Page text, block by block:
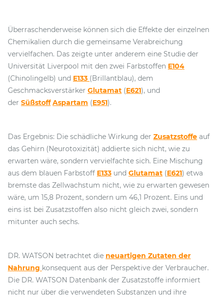
Überraschenderweise können sich die Effekte der einzelnen
Chemikalien durch die gemeinsame Verabreichung
vervielfachen. Das zeigte unter anderem eine Studie der
Universität Liverpool mit den zwei Farbstoffen E104
(Chinolingelb) und E133 (Brillantblau), dem
Geschmacksverstärker Glutamat (E621), und
der Süßstoff Aspartam (E951).
Das Ergebnis: Die schädliche Wirkung der Zusatzstoffe auf
das Gehirn (Neurotoxizität) addierte sich nicht, wie zu
erwarten wäre, sondern vervielfachte sich. Eine Mischung
aus dem blauen Farbstoff E133 und Glutamat (E621) etwa
bremste das Zellwachstum nicht, wie zu erwarten gewesen
wäre, um 15,8 Prozent, sondern um 46,1 Prozent. Eins und
eins ist bei Zusatzstoffen also nicht gleich zwei, sondern
mitunter auch sechs.
DR. WATSON betrachtet die neuartigen Zutaten der
Nahrung konsequent aus der Perspektive der Verbraucher.
Die DR. WATSON Datenbank der Zusatzstoffe informiert
nicht nur über die verwendeten Substanzen und ihre